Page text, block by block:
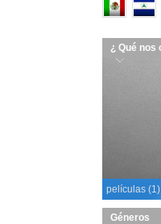
¿ Qué nos
películas (1)
Géneros